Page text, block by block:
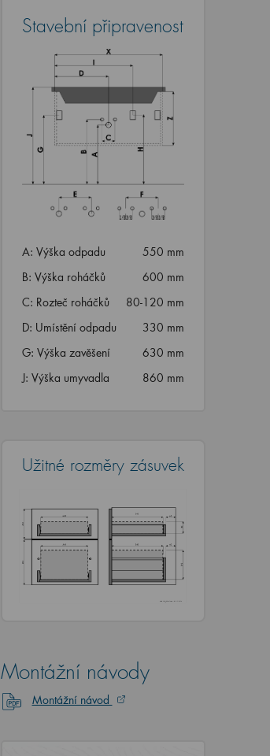
Stavební připravenost
A: Výška odpadu
550 mm
B: Výška roháčků
600 mm
C: Rozteč roháčků
80-120 mm
D: Umístění odpadu
330 mm
G: Výška zavěšení
630 mm
J: Výška umyvadla
860 mm
Užitné rozměry zásuvek
Montážní návody
Montážní návod